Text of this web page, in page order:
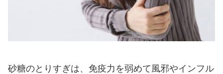
砂糖のとりすぎは、免疫力を弱めて風邪やインフル